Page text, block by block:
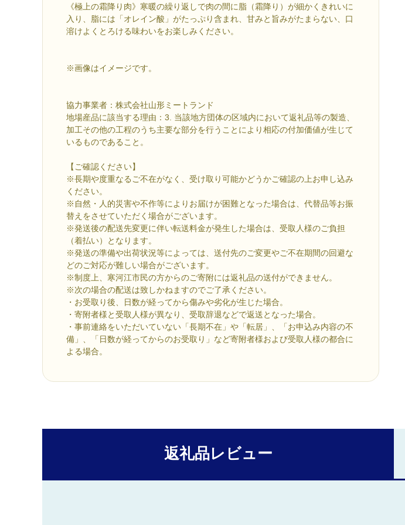
《極上の霜降り肉》寒暖の繰り返しで肉の間に脂（霜降り）が細かくきれいに
入り、脂には「オレイン酸」がたっぷり含まれ、甘みと旨みがたまらない、口
溶けよくとろける味わいをお楽しみください。
※画像はイメージです。
協力事業者：株式会社山形ミートランド
地場産品に該当する理由：3. 当該地方団体の区域内において返礼品等の製造、
加工その他の工程のうち主要な部分を行うことにより相応の付加価値が生じて
いるものであること。
【ご確認ください】
※長期や度重なるご不在がなく、受け取り可能かどうかご確認の上お申し込み
ください。
※自然・人的災害や不作等によりお届けが困難となった場合は、代替品等お振
替えをさせていただく場合がございます。
※発送後の配送先変更に伴い転送料金が発生した場合は、受取人様のご負担
（着払い）となります。
※発送の準備や出荷状況等によっては、送付先のご変更やご不在期間の回避な
どのご対応が難しい場合がございます。
※制度上、寒河江市民の方からのご寄附には返礼品の送付ができません。
※次の場合の配送は致しかねますのでご了承ください。
・お受取り後、日数が経ってから傷みや劣化が生じた場合。
・寄附者様と受取人様が異なり、受取辞退などで返送となった場合。
・事前連絡をいただいていない「長期不在」や「転居」、「お申込み内容の不
備」、「日数が経ってからのお受取り」など寄附者様および受取人様の都合に
よる場合。
返礼品レビュー